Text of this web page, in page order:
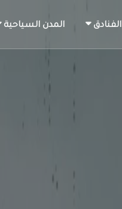
الفنادق المدن السياحية